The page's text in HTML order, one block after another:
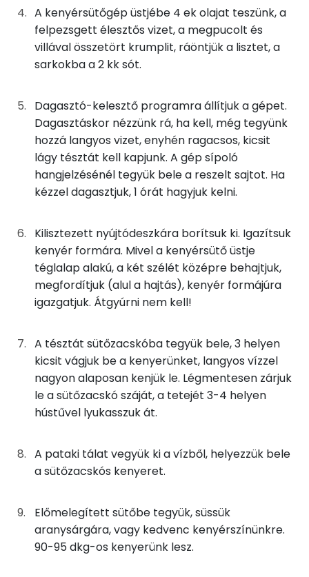
100gfinomliszt
364 kcal
2gsó
0 kcal
Összesen 488 kcal
Szelén
Magnézium
Kolin:
C vitamin:
Niacin - B3 vitamin:
E vitamin:
Tiamin - B1 vitamin:
Fehérje
Összesen
Zsír
Összesen
10.3 g
Telített zsírsav
Többszörösen telítetlen zsírsav
Ásványi anyagok
A kenyérsütőgép üstjébe 4 ek olajat teszünk, a
felpezsgett élesztős vizet, a megpucolt és
villával összetört krumplit, ráöntjük a lisztet, a
sarkokba a 2 kk sót.
Dagasztó-kelesztő programra állítjuk a gépet.
Dagasztáskor nézzünk rá, ha kell, még tegyünk
hozzá langyos vizet, enyhén ragacsos, kicsit
lágy tésztát kell kapjunk. A gép sípoló
hangjelzésénél tegyük bele a reszelt sajtot. Ha
kézzel dagasztjuk, 1 órát hagyjuk kelni.
Kilisztezett nyújtódeszkára borítsuk ki. Igazítsuk
kenyér formára. Mivel a kenyérsütő üstje
téglalap alakú, a két szélét középre behajtjuk,
megfordítjuk (alul a hajtás), kenyér formájúra
igazgatjuk. Átgyúrni nem kell!
A tésztát sütőzacskóba tegyük bele, 3 helyen
kicsit vágjuk be a kenyerünket, langyos vízzel
nagyon alaposan kenjük le. Légmentesen zárjuk
le a sütőzacskó száját, a tetejét 3-4 helyen
hústűvel lyukasszuk át.
A pataki tálat vegyük ki a vízből, helyezzük bele
a sütőzacskós kenyeret.
Előmelegített sütőbe tegyük, süssük
aranysárgára, vagy kedvenc kenyérszínünkre.
90-95 dkg-os kenyerünk lesz.